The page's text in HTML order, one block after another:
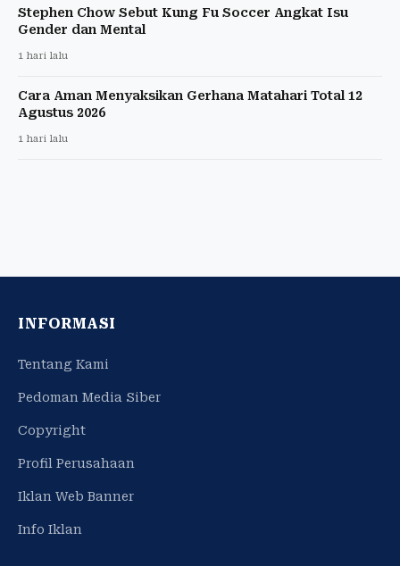
Stephen Chow Sebut Kung Fu Soccer Angkat Isu
Gender dan Mental
1 hari lalu
Cara Aman Menyaksikan Gerhana Matahari Total 12
Agustus 2026
1 hari lalu
INFORMASI
Tentang Kami
Pedoman Media Siber
Copyright
Profil Perusahaan
Iklan Web Banner
Info Iklan